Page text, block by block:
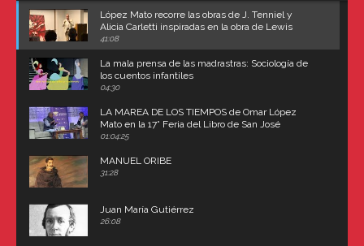
López Mato recorre las obras de J. Tenniel y
Alicia Carletti inspiradas en la obra de Lewis
Carroll
41:08
La mala prensa de las madrastras: Sociología de
los cuentos infantiles
04:30
LA MAREA DE LOS TIEMPOS de Omar López
Mato en la 17° Feria del Libro de San José
(Uruguay)
01:04:25
MANUEL ORIBE
31:28
Juan María Gutiérrez
26:08